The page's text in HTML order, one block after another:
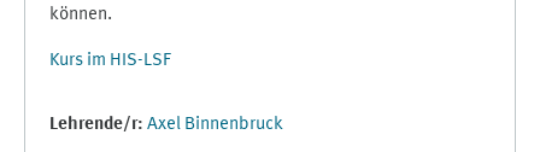
können.
Kurs im HIS-LSF
Lehrende/r: Axel Binnenbruck